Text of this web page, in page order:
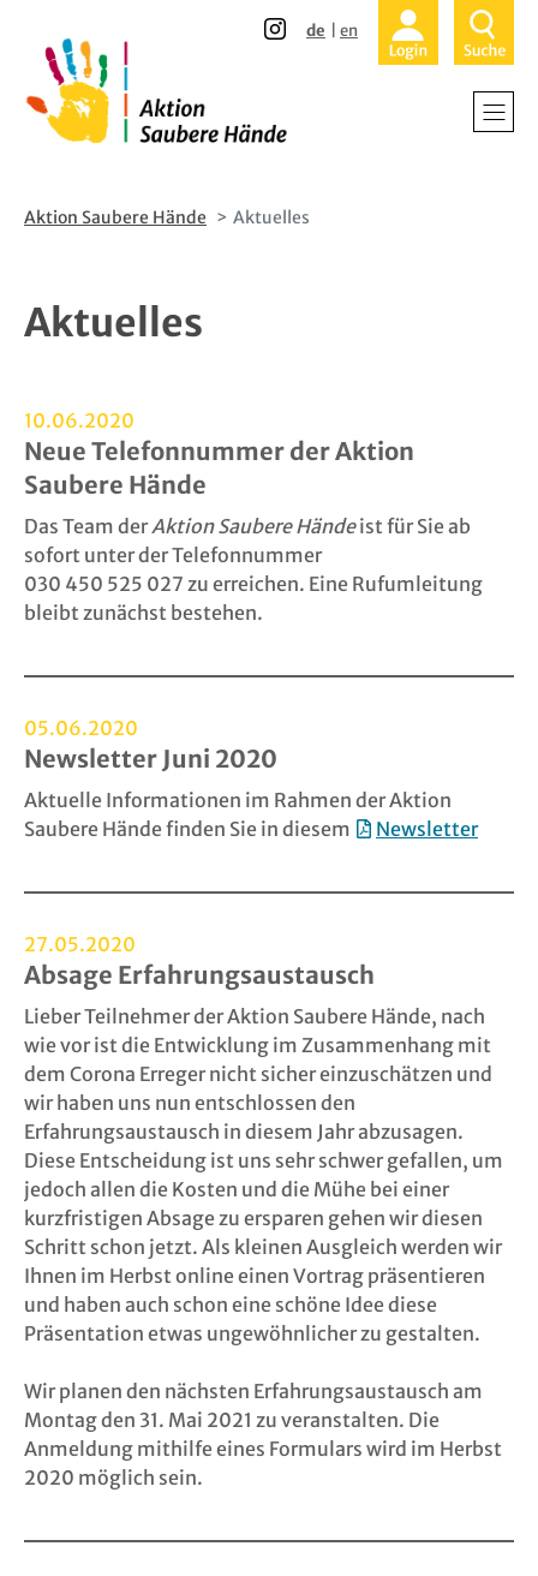
zum
Inhalt
zur
Hauptnavigation
de en
Aktion Saubere Hände Aktuelles
Aktuelles
10.06.2020
Neue Telefonnummer der Aktion
Saubere Hände
Das Team derAktion Saubere Händeist für Sie ab
sofort unter der Telefonnummer
030 450 525 027 zu erreichen. Eine Rufumleitung
bleibt zunächst bestehen.
05.06.2020
Newsletter Juni 2020
Aktuelle Informationen im Rahmen der Aktion
Saubere Hände finden Sie in diesem
Newsletter
27.05.2020
Absage Erfahrungsaustausch
Lieber Teilnehmer der Aktion Saubere Hände, nach
wie vor ist die Entwicklung im Zusammenhang mit
dem Corona Erreger nicht sicher einzuschätzen und
wir haben uns nun entschlossen den
Erfahrungsaustausch in diesem Jahr abzusagen.
Diese Entscheidung ist uns sehr schwer gefallen, um
jedoch allen die Kosten und die Mühe bei einer
kurzfristigen Absage zu ersparen gehen wir diesen
Schritt schon jetzt. Als kleinen Ausgleich werden wir
Ihnen im Herbst online einen Vortrag präsentieren
und haben auch schon eine schöne Idee diese
Präsentation etwas ungewöhnlicher zu gestalten.
Wir planen den nächsten Erfahrungsaustausch am
Montag den 31. Mai 2021 zu veranstalten. Die
Anmeldung mithilfe eines Formulars wird im Herbst
2020 möglich sein.